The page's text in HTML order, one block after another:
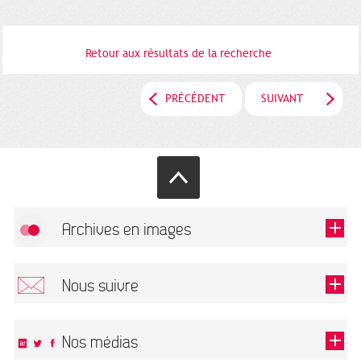
Retour aux résultats de la recherche
PRÉCÉDENT SUIVANT
Archives en images
Nous suivre
Nos médias